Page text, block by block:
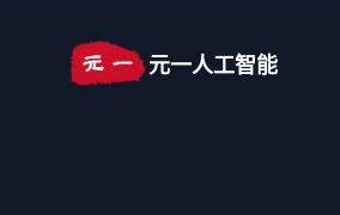
元一人工智能